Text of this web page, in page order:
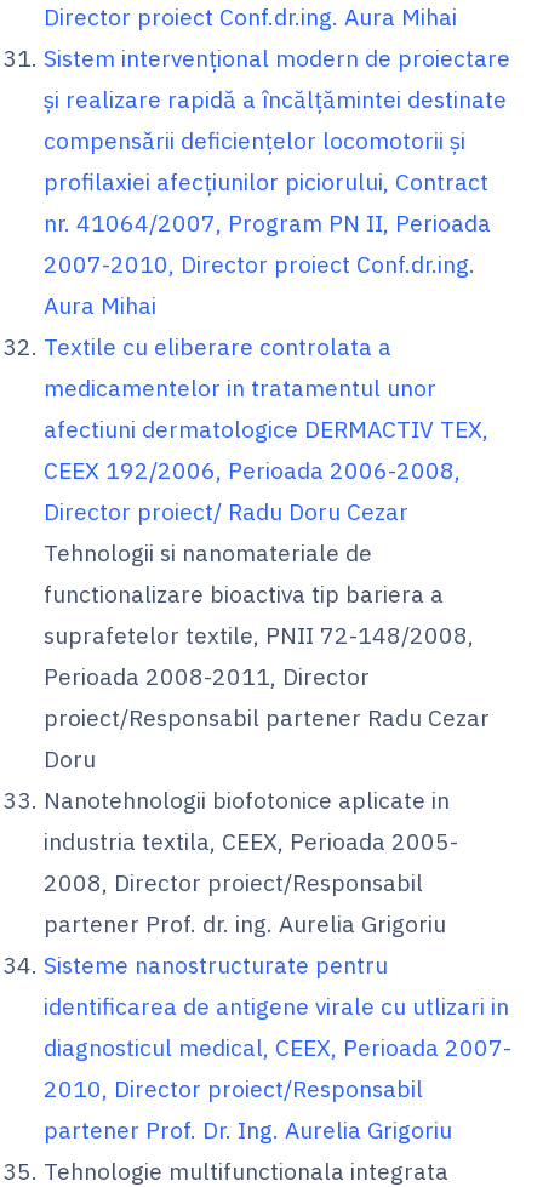
Director proiect Conf.dr.ing. Aura Mihai
Sistem intervenţional modern de proiectare
şi realizare rapidă a încălţămintei destinate
compensării deficienţelor locomotorii şi
profilaxiei afecţiunilor piciorului, Contract
nr. 41064/2007, Program PN II, Perioada
2007-2010, Director proiect Conf.dr.ing.
Aura Mihai
Textile cu eliberare controlata a
medicamentelor in tratamentul unor
afectiuni dermatologice DERMACTIV TEX,
CEEX 192/2006, Perioada 2006-2008,
Director proiect/ Radu Doru Cezar
Tehnologii si nanomateriale de
functionalizare bioactiva tip bariera a
suprafetelor textile, PNII 72-148/2008,
Perioada 2008-2011, Director
proiect/Responsabil partener Radu Cezar
Doru
Nanotehnologii biofotonice aplicate in
industria textila, CEEX, Perioada 2005-
2008, Director proiect/Responsabil
partener Prof. dr. ing. Aurelia Grigoriu
Sisteme nanostructurate pentru
identificarea de antigene virale cu utlizari in
diagnosticul medical, CEEX, Perioada 2007-
2010, Director proiect/Responsabil
partener Prof. Dr. Ing. Aurelia Grigoriu
Tehnologie multifunctionala integrata